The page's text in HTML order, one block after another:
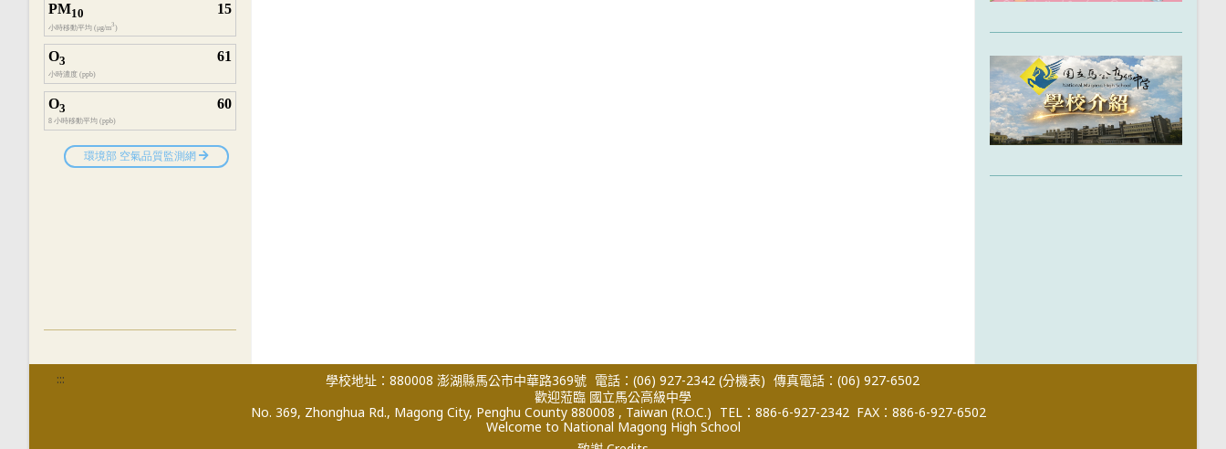
::: 學校地址：880008 澎湖縣馬公市中華路369號 電話：(06) 927-2342 (分機表) 傳真電話：(06) 927-6502
歡迎蒞臨 國立馬公高級中學
No. 369, Zhonghua Rd., Magong City, Penghu County 880008 , Taiwan (R.O.C.) TEL：886-6-927-2342 FAX：886-6-927-6502
Welcome to National Magong High School